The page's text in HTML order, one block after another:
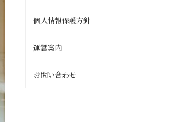
個人情報保護方針
運営案内
お問い合わせ